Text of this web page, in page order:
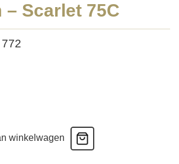
– Scarlet 75C
winkelwagen